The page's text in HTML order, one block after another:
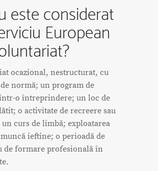
este considerat
European
ocazional, nestructurat, cu
normă; un program de
o întreprindere; un loc de
o activitate de recreere sau
curs de limbă; exploatarea
ieftine; o perioadă de
de formare profesională în